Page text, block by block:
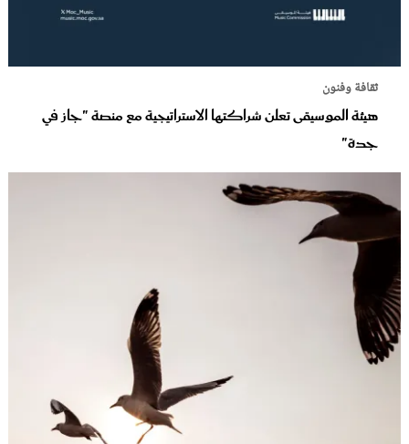
ثقافة وفنون
هيئة الموسيقى تعلن شراكتها الاستراتيجية مع منصة "جاز في
جدة"